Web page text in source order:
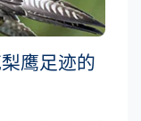
鹰足迹的